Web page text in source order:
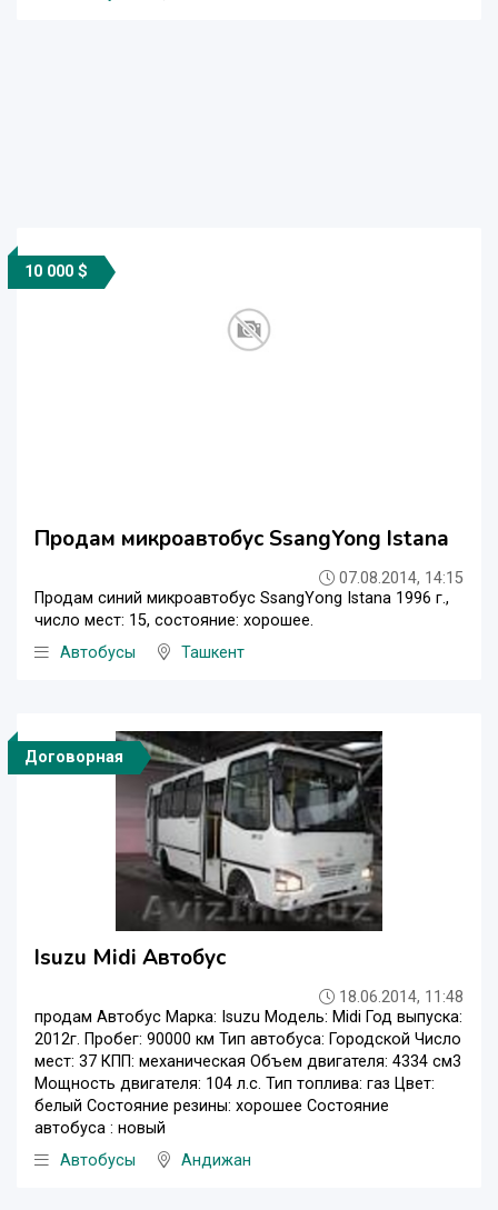
10 000 $
Продам микроавтобус SsangYong Istana
07.08.2014, 14:15
Продам синий микроавтобус SsangYong Istana 1996 г.,
число мест: 15, состояние: хорошее.
Автобусы
Ташкент
Договорная
Isuzu Midi Автобус
18.06.2014, 11:48
продам Автобус Марка: Isuzu Модель: Midi Год выпуска:
2012г. Пробег: 90000 км Тип автобуса: Городской Число
мест: 37 КПП: механическая Объем двигателя: 4334 см3
Мощность двигателя: 104 л.с. Тип топлива: газ Цвет:
белый Состояние резины: хорошее Состояние
автобуса : новый
Автобусы
Андижан